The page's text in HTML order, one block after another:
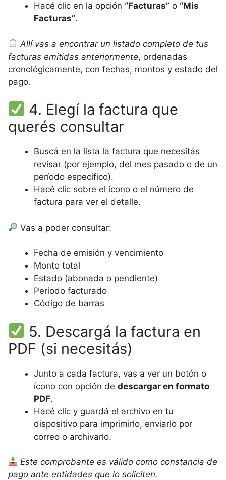
Hacé clic en la opción “Facturas” o “Mis
Facturas”.
Allí vas a encontrar un listado completo de tus
facturas emitidas anteriormente, ordenadas
cronológicamente, con fechas, montos y estado del
pago.
4. Elegí la factura que
querés consultar
Buscá en la lista la factura que necesitás
revisar (por ejemplo, del mes pasado o de un
período específico).
Hacé clic sobre el ícono o el número de
factura para ver el detalle.
Vas a poder consultar:
Fecha de emisión y vencimiento
Monto total
Estado (abonada o pendiente)
Período facturado
Código de barras
5. Descargá la factura en
PDF (si necesitás)
Junto a cada factura, vas a ver un botón o
ícono con opción de descargar en formato
PDF.
Hacé clic y guardá el archivo en tu
dispositivo para imprimirlo, enviarlo por
correo o archivarlo.
Este comprobante es válido como constancia de
pago ante entidades que lo soliciten.